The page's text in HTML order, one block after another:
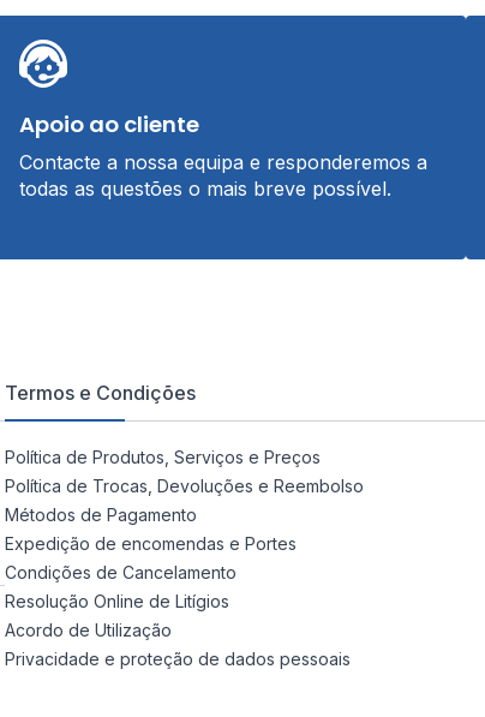
Apoio ao cliente
Contacte a nossa equipa e responderemos a
todas as questões o mais breve possível.
Termos e Condições
Política de Produtos, Serviços e Preços
Política de Trocas, Devoluções e Reembolso
Métodos de Pagamento
Expedição de encomendas e Portes
Condições de Cancelamento
Resolução Online de Litígios
Acordo de Utilização
Privacidade e proteção de dados pessoais